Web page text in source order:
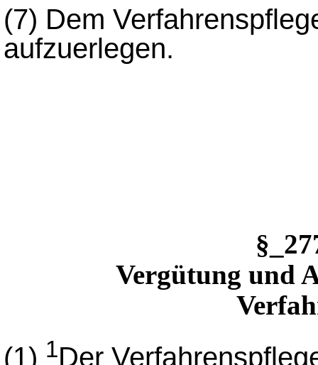
(7) Dem
aufzuerlegen.
Vergütung und
(1) 1Der